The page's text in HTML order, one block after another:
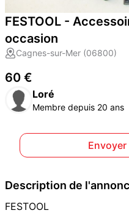
FESTOOL -
occasion
Cagnes-sur-Mer (06800)
60 €
Loré
Membre depuis 20 ans
Description de
FESTOOL